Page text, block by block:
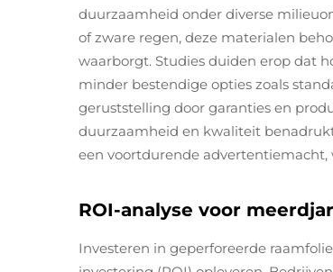
duurzaamheid onder diverse
of zware regen, deze materialen
waarborgt. Studies duiden erop dat
minder bestendige opties zoals
geruststelling door garanties en
duurzaamheid en kwaliteit
een voortdurende
ROI-analyse voor
Investeren in geperforeerde